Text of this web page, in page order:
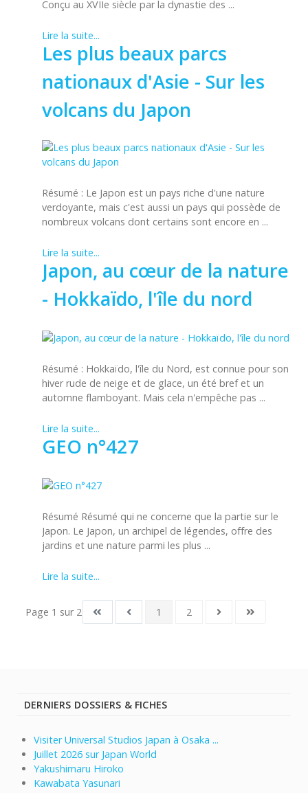
Conçu au XVIIe siècle par la dynastie des ...
Lire la suite...
Les plus beaux parcs
nationaux d'Asie - Sur les
volcans du Japon
Résumé : Le Japon est un pays riche d'une nature
verdoyante, mais c'est aussi un pays qui possède de
nombreux volcans dont certains sont encore en ...
Lire la suite...
Japon, au cœur de la nature
- Hokkaïdo, l'île du nord
Résumé : Hokkaïdo, l'île du Nord, est connue pour son
hiver rude de neige et de glace, un été bref et un
automne flamboyant. Mais cela n'empêche pas ...
Lire la suite...
GEO n°427
Résumé Résumé qui ne concerne que la partie sur le
Japon. Le Japon, un archipel de légendes, offre des
jardins et une nature parmi les plus ...
Lire la suite...
Page 1 sur 2 1 2
DERNIERS DOSSIERS & FICHES
Visiter Universal Studios Japan à Osaka ...
Juillet 2026 sur Japan World
Yakushimaru Hiroko
Kawabata Yasunari